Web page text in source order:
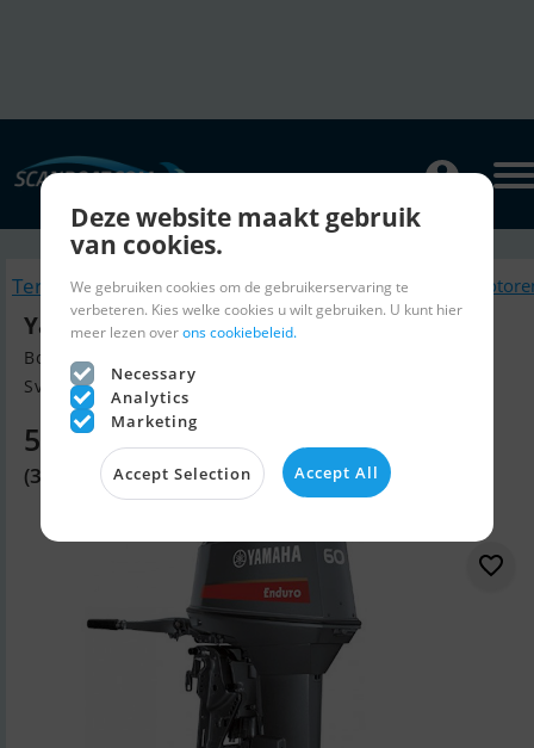
Terug naar zoeken Soortgelijk
Yamaha E60Hmhdl Commercial 2-Takt
Bouw jaar 2025, Motoren te koop
Svendborg, Denemarken
5.250 EUR
(39.200 DKK)
Deze website maakt gebruik
van cookies.
We gebruiken cookies om de gebruikerservaring te
verbeteren. Kies welke cookies u wilt gebruiken. U kunt hier
meer lezen overons cookiebeleid.
Necessary
Analytics
Marketing
Accept Selection Accept All